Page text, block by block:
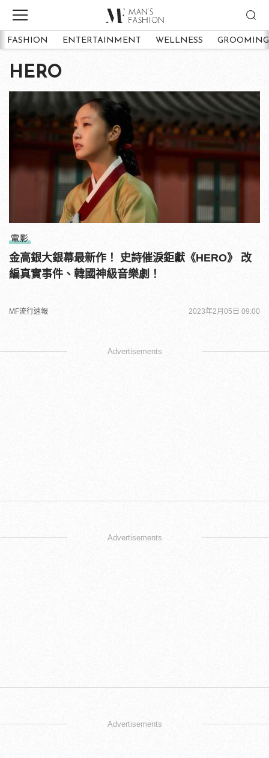
FASHION ENTERTAINMENT WELLNESS GROOMING
HERO
電影
金高銀大銀幕最新作！ 史詩催淚鉅獻《HERO》 改
編真實事件、韓國神級音樂劇！
MF流行速報 2023年2月05日 09:00
Advertisements
Advertisements
Advertisements